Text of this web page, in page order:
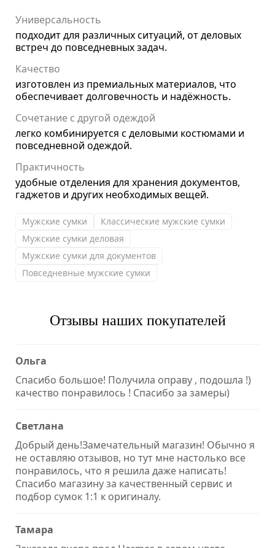
Универсальность
подходит для различных ситуаций, от деловых
встреч до повседневных задач.
Качество
изготовлен из премиальных материалов, что
обеспечивает долговечность и надёжность.
Сочетание с другой одеждой
легко комбинируется с деловыми костюмами и
повседневной одеждой.
Практичность
удобные отделения для хранения документов,
гаджетов и других необходимых вещей.
Мужские сумки
Классические мужские сумки
Мужские сумки деловая
Мужские сумки для документов
Повседневные мужские сумки
Отзывы наших покупателей
Ольга
Спасибо большое! Получила оправу , подошла !)
качество понравилось ! Спасибо за замеры)
Светлана
Добрый день!Замечательный магазин! Обычно я
не оставляю отзывов, но тут мне настолько все
понравилось, что я решила даже написать!
Спасибо магазину за качественный сервис и
подбор сумок 1:1 к оригиналу.
Тамара